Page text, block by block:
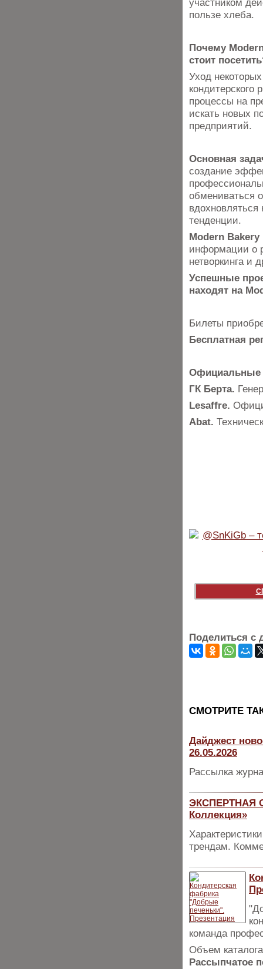
участником
пользе хлеба.
Почему
стоит
Уход
кондитерского
процессы на
искать новых
предприятий.
Основная
создание
обмениваться
тенденции.
Modern Bakery
информации о
нетворкинга и
Успешные
находят на
Билеты
Бесплатная
Официальные
ГК Берта.
Lesaffre.
Abat.
Поделиться с
CМОТРИТЕ
Дайджест
26.05.2026
Рассылка
ЭКСПЕРТНАЯ
Коллекция»
трендам.
команда
Объем
Рассыпчатое